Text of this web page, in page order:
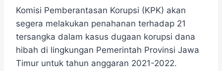
Komisi Pemberantasan Korupsi (KPK) akan
segera melakukan penahanan terhadap 21
tersangka dalam kasus dugaan korupsi dana
hibah di lingkungan Pemerintah Provinsi Jawa
Timur untuk tahun anggaran 2021-2022​.